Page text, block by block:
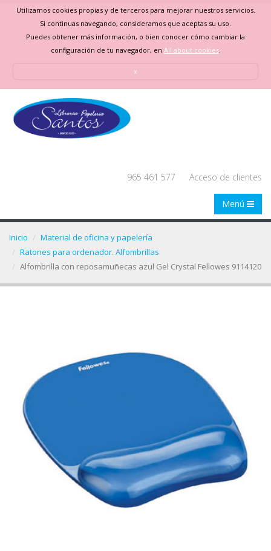
Utilizamos cookies propias y de terceros para mejorar nuestros servicios.
Si continuas navegando, consideramos que aceptas su uso.
Puedes obtener más información, o bien conocer cómo cambiar la
configuración de tu navegador, en All about cookies.
x
965 461 577 Acceso de clientes
Menú
Inicio
Material de oficina y papelería
Ratones para ordenador. Alfombrillas
Alfombrilla con reposamuñecas azul Gel Crystal Fellowes 9114120